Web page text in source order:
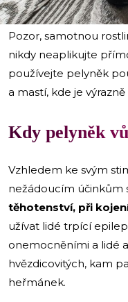
Pozor, samotnou
nikdy neaplikujte
používejte pelyněk
a mastí, kde je výrazně
Kdy pelyněk
Vzhledem ke svým
nežádoucím účinkům
těhotenství, při
užívat lidé trpící
onemocněními a lidé
hvězdicovitých, kam
heřmánek.